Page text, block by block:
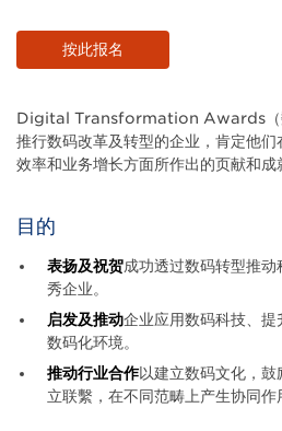
Body
按此报名
Digital Transformation Awards（
推行数码改革及转型的企业，肯定他
效率和业务增长方面所作出的页献和成
目的
表扬及祝贺成功透过数码转型推
秀企业。
启发及推动企业应用数码科技、提
数码化环境。
推动行业合作以建立数码文化，鼓
立联繫，在不同范畴上产生协同作